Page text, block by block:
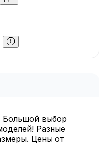
Большой выбор
Разные
Цены от